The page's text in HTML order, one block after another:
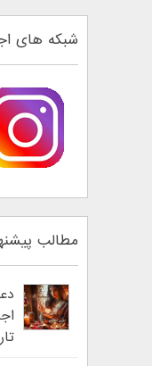
شبکه های
مطالب
تاریخ